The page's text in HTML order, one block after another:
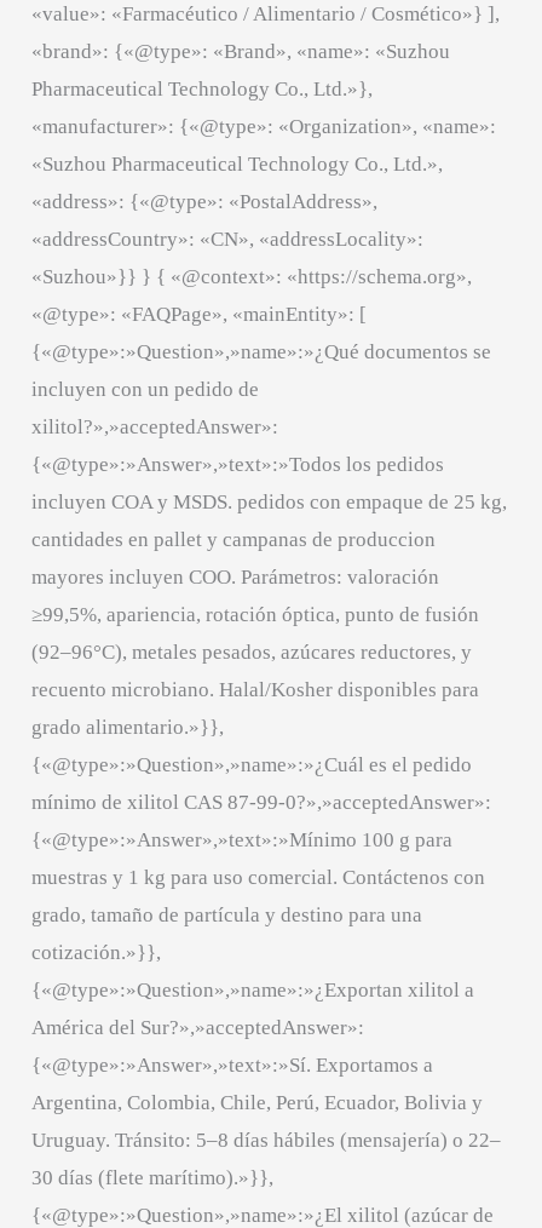
«value»: «Farmacéutico / Alimentario / Cosmético»} ],
«brand»: {«@type»: «Brand», «name»: «Suzhou
Pharmaceutical Technology Co., Ltd.»},
«manufacturer»: {«@type»: «Organization», «name»:
«Suzhou Pharmaceutical Technology Co., Ltd.»,
«address»: {«@type»: «PostalAddress»,
«addressCountry»: «CN», «addressLocality»:
«Suzhou»}} } { «@context»: «https://schema.org»,
«@type»: «FAQPage», «mainEntity»: [
{«@type»:»Question»,»name»:»¿Qué documentos se
incluyen con un pedido de
xilitol?»,»acceptedAnswer»:
{«@type»:»Answer»,»text»:»Todos los pedidos
incluyen COA y MSDS. pedidos con empaque de 25 kg,
cantidades en pallet y campanas de produccion
mayores incluyen COO. Parámetros: valoración
≥99,5%, apariencia, rotación óptica, punto de fusión
(92–96°C), metales pesados, azúcares reductores, y
recuento microbiano. Halal/Kosher disponibles para
grado alimentario.»}},
{«@type»:»Question»,»name»:»¿Cuál es el pedido
mínimo de xilitol CAS 87-99-0?»,»acceptedAnswer»:
{«@type»:»Answer»,»text»:»Mínimo 100 g para
muestras y 1 kg para uso comercial. Contáctenos con
grado, tamaño de partícula y destino para una
cotización.»}},
{«@type»:»Question»,»name»:»¿Exportan xilitol a
América del Sur?»,»acceptedAnswer»:
{«@type»:»Answer»,»text»:»Sí. Exportamos a
Argentina, Colombia, Chile, Perú, Ecuador, Bolivia y
Uruguay. Tránsito: 5–8 días hábiles (mensajería) o 22–
30 días (flete marítimo).»}},
{«@type»:»Question»,»name»:»¿El xilitol (azúcar de